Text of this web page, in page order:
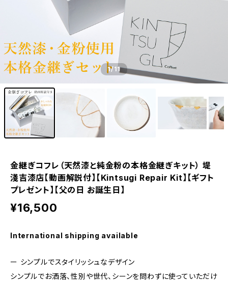
1/11
金継ぎコフレ（天然漆と純金粉の本格金継ぎキット） 堤
淺吉漆店【動画解説付】【Kintsugi Repair Kit】【ギフト
プレゼント】【父の日 お誕生日】
¥16,500
International shipping available
ー シンプルでスタイリッシュなデザイン
シンプルでお洒落、性別や世代、シーンを問わずに使っていただけ